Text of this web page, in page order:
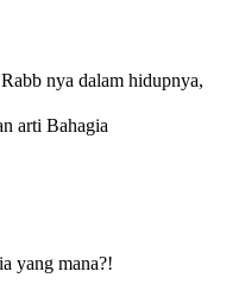
nya dalam hidupnya,
arti Bahagia
yang mana?!